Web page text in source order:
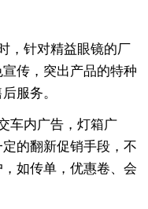
，针对精益眼镜的厂
传，突出产品的特种
服务。
车内广告，灯箱广
的翻新促销手段，不
如传单，优惠卷、会